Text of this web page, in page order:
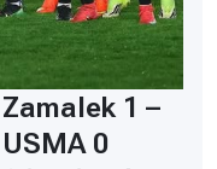
Zamalek 1 –
USMA 0